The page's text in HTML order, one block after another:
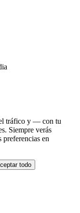
tráfico y — con tu
Siempre verás
en
todo